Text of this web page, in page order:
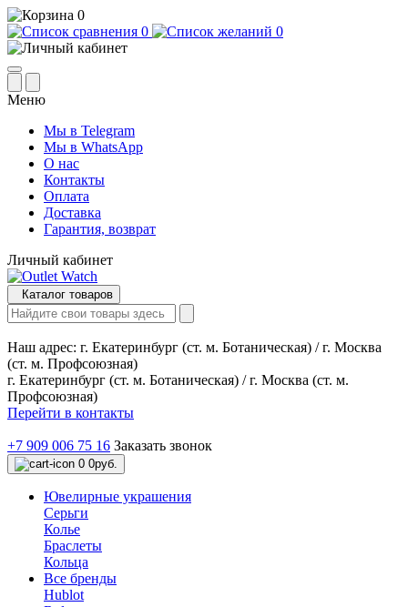
0
0
0
Меню
Мы в Telegram
Мы в WhatsApp
О нас
Контакты
Оплата
Доставка
Гарантия, возврат
Личный кабинет
Каталог товаров
Наш адрес: г. Екатеринбург (ст. м. Ботаническая) / г. Москва
(ст. м. Профсоюзная)
г. Екатеринбург (ст. м. Ботаническая) / г. Москва (ст. м.
Профсоюзная)
Перейти в контакты
+7 909 006 75 16 Заказать звонок
0 0руб.
Ювелирные украшения
Серьги
Колье
Браслеты
Кольца
Все бренды
Hublot